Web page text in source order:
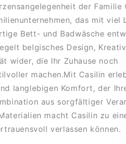
der Familie
das mit viel
Bett- und Badwäsche
belgisches Design,
wider, die Ihr Zuhause noch
machen.Mit Casilin
langlebigen Komfort, der
aus sorgfältiger
macht Casilin zu
verlassen können.